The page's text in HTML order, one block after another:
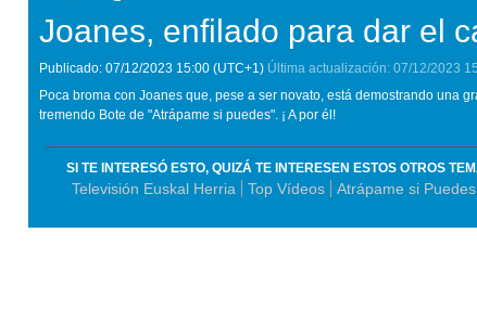
Joanes, enfilado para dar el
Publicado: 07/12/2023 15:00 (UTC+1) Última actualización: 07/12/2023
Poca broma con Joanes que, pese a ser novato, está demostrando una
tremendo Bote de "Atrápame si puedes". ¡ A por él!
SI TE INTERESÓ ESTO, QUIZÁ TE INTERESEN ESTOS OTROS
Televisión Euskal Herria Top Vídeos Atrápame si Puedes